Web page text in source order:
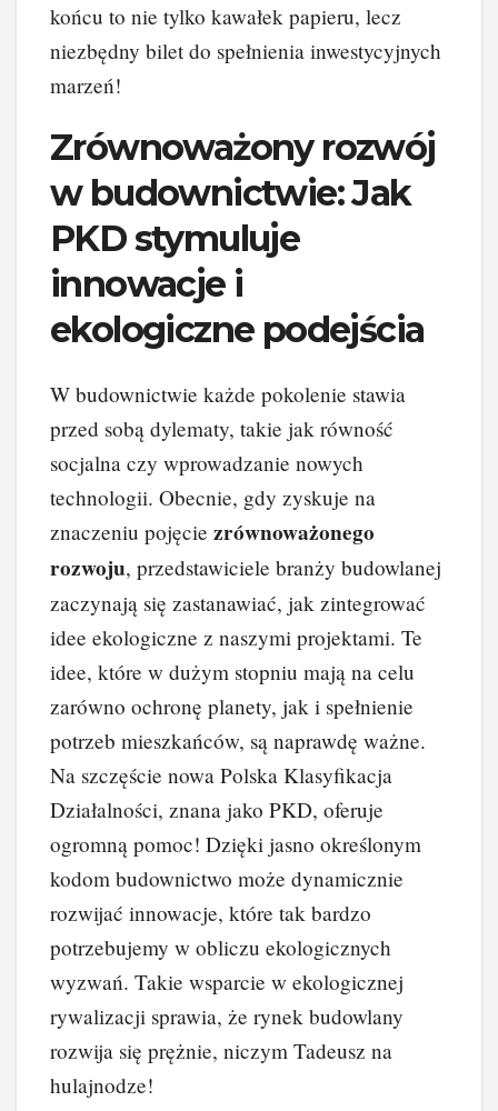
końcu to nie tylko kawałek papieru, lecz
niezbędny bilet do spełnienia inwestycyjnych
marzeń!
Zrównoważony rozwój
w budownictwie: Jak
PKD stymuluje
innowacje i
ekologiczne podejścia
W budownictwie każde pokolenie stawia
przed sobą dylematy, takie jak równość
socjalna czy wprowadzanie nowych
technologii. Obecnie, gdy zyskuje na
znaczeniu pojęcie zrównoważonego
rozwoju, przedstawiciele branży budowlanej
zaczynają się zastanawiać, jak zintegrować
idee ekologiczne z naszymi projektami. Te
idee, które w dużym stopniu mają na celu
zarówno ochronę planety, jak i spełnienie
potrzeb mieszkańców, są naprawdę ważne.
Na szczęście nowa Polska Klasyfikacja
Działalności, znana jako PKD, oferuje
ogromną pomoc! Dzięki jasno określonym
kodom budownictwo może dynamicznie
rozwijać innowacje, które tak bardzo
potrzebujemy w obliczu ekologicznych
wyzwań. Takie wsparcie w ekologicznej
rywalizacji sprawia, że rynek budowlany
rozwija się prężnie, niczym Tadeusz na
hulajnodze!